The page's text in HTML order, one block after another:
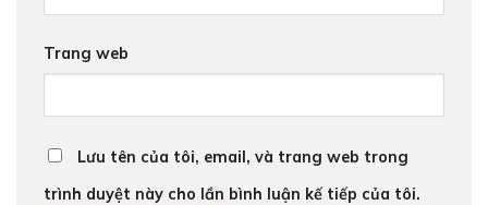
Trang web
Lưu tên của tôi, email, và trang web trong
trình duyệt này cho lần bình luận kế tiếp của tôi.